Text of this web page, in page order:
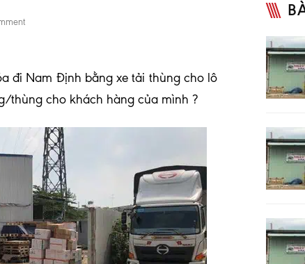
đi Nam Định bằng xe tải thùng cho lô
thùng cho khách hàng của mình ?